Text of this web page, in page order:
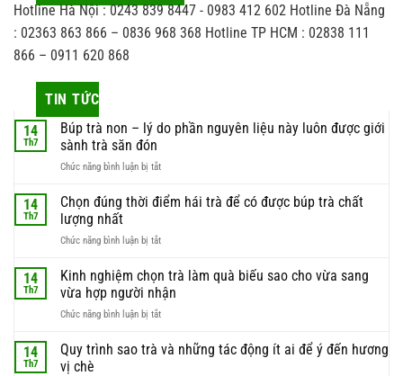
Hotline Hà Nội : 0243 839 8447 - 0983 412 602 Hotline Đà Nẵng
: 02363 863 866 – 0836 968 368 Hotline TP HCM : 02838 111
866 – 0911 620 868
TIN TỨC
14
Th7
Búp trà non – lý do phần nguyên liệu này luôn được giới
sành trà săn đón
Chức năng bình luận bị tắtở
trà
lý
phần
nguyên
liệu
này
được
14
Th7
Chọn đúng thời điểm hái trà để có được búp trà chất
lượng nhất
Chức năng bình luận bị tắtở
đúng
thời
điểm
hái
để
14
Th7
Kinh nghiệm chọn trà làm quà biếu sao cho vừa sang
vừa hợp người nhận
Chức năng bình luận bị tắtở
nghiệm
14
Th7
Quy trình sao trà và những tác động ít ai để ý đến hương
vị chè